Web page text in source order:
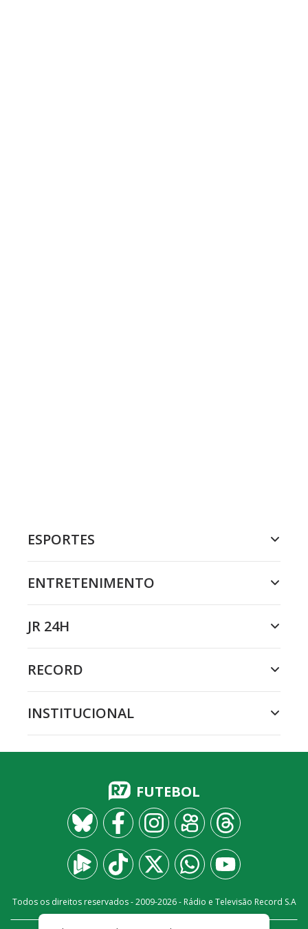
ESPORTES
ENTRETENIMENTO
JR 24H
RECORD
INSTITUCIONAL
FUTEBOL
Todos os direitos reservados - 2009-2026- Rádio e Televisão Record S.A